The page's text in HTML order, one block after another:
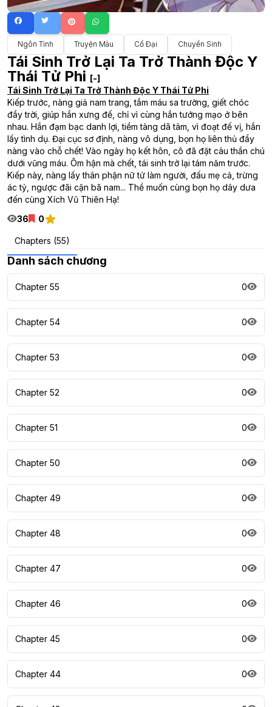
Ngôn Tình Truyện Màu Cổ Đại Chuyển Sinh
Tái Sinh Trở Lại Ta Trở Thành Độc Y
Thái Tử Phi [-]
Tái Sinh Trở Lại Ta Trở Thành Độc Y Thái Tử Phi
Kiếp trước, nàng giả nam trang, tắm máu sa trường, giết chóc
đầy trời, giúp hắn xưng đế, chỉ vì cùng hắn tướng mạo ở bên
nhau. Hắn đạm bạc danh lợi, tiềm tàng dã tâm, vì đoạt đế vị, hắn
lấy tình dụ. Đại cục sơ định, nàng vô dụng, bọn họ liên thủ đẩy
nàng vào chỗ chết! Vào ngày họ kết hôn, cô đã đặt câu thần chú
dưới vũng máu. Ôm hận mà chết, tái sinh trở lại tám năm trước.
Kiếp này, nàng lấy thân phận nữ tử làm người, đấu mẹ cả, trừng
ác tỷ, ngược đãi cặn bã nam... Thề muốn cùng bọn họ dây dưa
đến cùng Xích Vũ Thiên Hạ!
36
0
Chapters (55)
Danh sách chương
Chapter 55 0
Chapter 54 0
Chapter 53 0
Chapter 52 0
Chapter 51 0
Chapter 50 0
Chapter 49 0
Chapter 48 0
Chapter 47 0
Chapter 46 0
Chapter 45 0
Chapter 44 0